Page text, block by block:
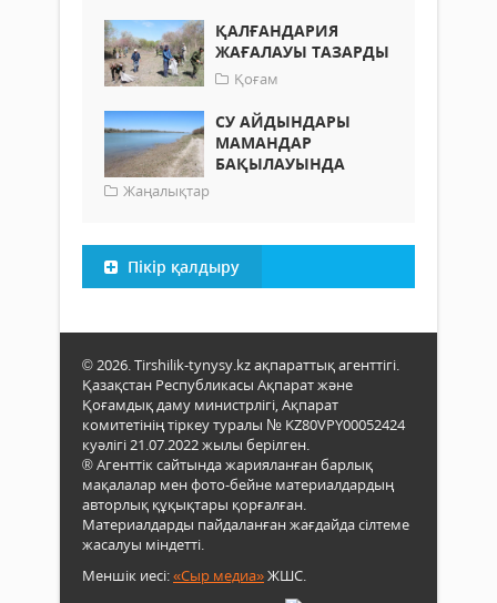
ҚАЛҒАНДАРИЯ
ЖАҒАЛАУЫ ТАЗАРДЫ
Қоғам
СУ АЙДЫНДАРЫ
МАМАНДАР
БАҚЫЛАУЫНДА
Жаңалықтар
Пікір қалдыру
© 2026. Tirshilik-tynysy.kz ақпараттық агенттігі.
Қазақстан Республикасы Ақпарат және
Қоғамдық даму министрлігі, Ақпарат
комитетінің тіркеу туралы № KZ80VPY00052424
куәлігі 21.07.2022 жылы берілген.
® Агенттік сайтында жарияланған барлық
мақалалар мен фото-бейне материалдардың
авторлық құқықтары қорғалған.
Материалдарды пайдаланған жағдайда сілтеме
жасалуы міндетті.
Меншік иесі:«Сыр медиа»ЖШС.